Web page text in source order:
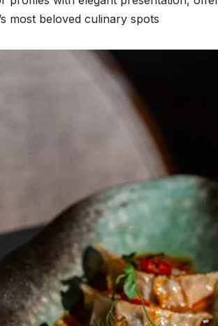
most beloved culinary spots.”